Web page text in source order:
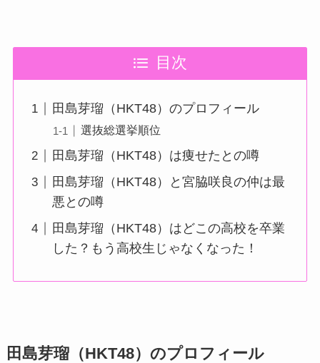
目次
田島芽瑠（HKT48）のプロフィール
選抜総選挙順位
田島芽瑠（HKT48）は痩せたとの噂
田島芽瑠（HKT48）と宮脇咲良の仲は最
悪との噂
田島芽瑠（HKT48）はどこの高校を卒業
した？もう高校生じゃなくなった！
田島芽瑠（HKT48）のプロフィール